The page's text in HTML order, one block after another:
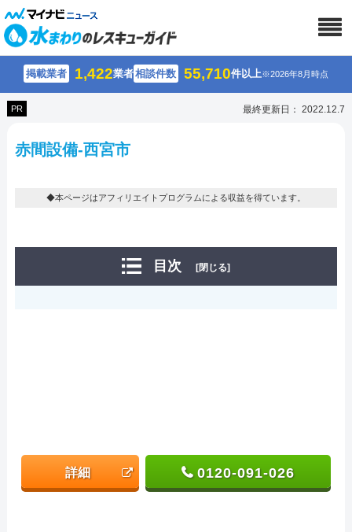
掲載業者 1,422業者相談件数 55,710件以上※2026年8月時点
PR 最終更新日： 2022.12.7
赤間設備-西宮市
◆本ページはアフィリエイトプログラムによる収益を得ています。
目次 [閉じる]
詳細 0120-091-026